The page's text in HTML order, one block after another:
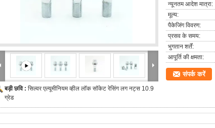
बड़ी छवि : सिल्वर एल्यूमीनियम व्हील लॉक सॉकेट रेसिंग लग नट्स 10.9
ग्रेड
न्यूनतम आदेश मात्रा:
मूल्य:
पैकेजिंग विवरण:
प्रसव के समय:
भुगतान शर्तें:
आपूर्ति की क्षमता:
संपर्क करें